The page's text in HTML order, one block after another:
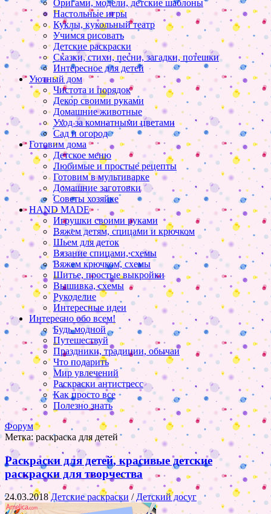
Оригами, модели, детские шаблоны
Настольные игры
Куклы, кукольный театр
Учимся рисовать
Детские раскраски
Сказки, стихи, песни, загадки, потешки
Интересное для детей
Уютный дом
Чистота и порядок
Декор своими руками
Домашние животные
Уход за комнатными цветами
Сад и огород
Готовим дома
Детское меню
Любимые и простые рецепты
Готовим в мультиварке
Домашние заготовки
Советы хозяйке
HAND MADE
Игрушки своими руками
Вяжем детям, спицами и крючком
Шьем для деток
Вязание спицами, схемы
Вяжем крючком, схемы
Шитье, простые выкройки
Вышивка, схемы
Рукоделие
Интересные идеи
Интересно обо всем!
Будь модной
Путешествуй
Праздники, традиции, обычаи
Что подарить
Мир увлечений
Раскраски антистресс
Как просто все
Полезно знать
Форум
Метка:раскраска для детей
Раскраски для детей, красивые детские
раскраски для творчества
24.03.2018Детские раскраски /Детский досуг